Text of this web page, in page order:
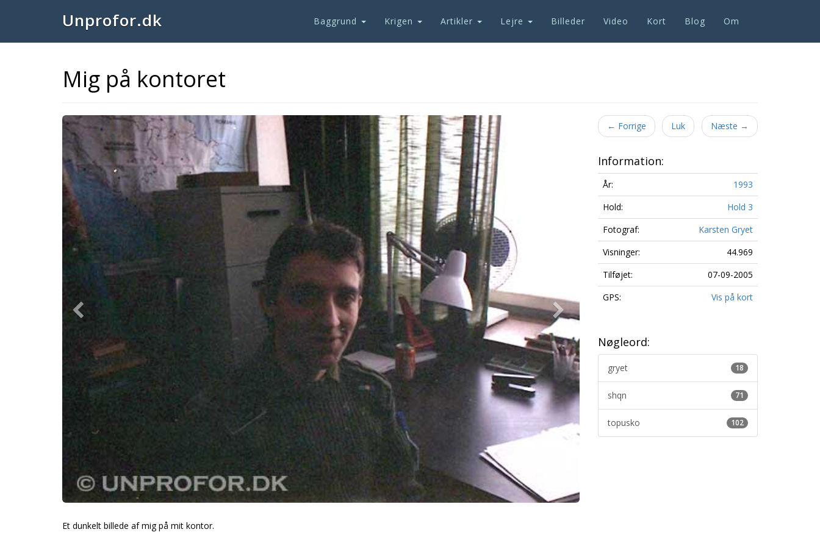
Unprofor.dk Baggrund Krigen Artikler Lejre Billeder Video Kort Blog Om
Mig på kontoret
Previous
Et dunkelt billede af mig på mit kontor.
← Forrige Luk Næste →
Information:
År:
1993
Hold:
Hold 3
Fotograf:
Karsten Gryet
Visninger:
44.969
Tilføjet:
07-09-2005
GPS:
Vis på kort
Nøgleord:
18
gryet
71
shqn
102
topusko